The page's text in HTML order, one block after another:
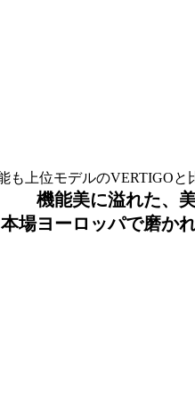
も上位モデルのVERTIGOと
機能美に溢れた、
本場ヨーロッパで磨か